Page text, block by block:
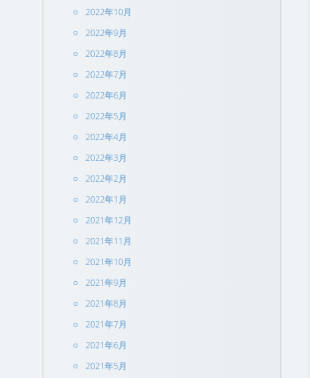
2022年10月
2022年9月
2022年8月
2022年7月
2022年6月
2022年5月
2022年4月
2022年3月
2022年2月
2022年1月
2021年12月
2021年11月
2021年10月
2021年9月
2021年8月
2021年7月
2021年6月
2021年5月